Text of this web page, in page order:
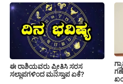
ಈ ರಾಶಿಯವರು ಪ್ರೀತಿಸಿ ಸರಸ
ಸಲ್ಲಾಪಗಳಿಂದ ಮನಸ್ತಾಪ ಏಕೆ?